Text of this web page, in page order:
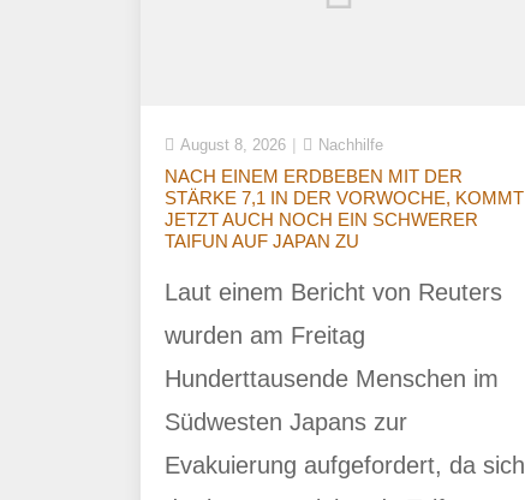
August 8, 2026 Nachhilfe
NACH EINEM ERDBEBEN MIT DER
STÄRKE 7,1 IN DER VORWOCHE, KOMMT
JETZT AUCH NOCH EIN SCHWERER
TAIFUN AUF JAPAN ZU
Laut einem Bericht von Reuters
wurden am Freitag
Hunderttausende Menschen im
Südwesten Japans zur
Evakuierung aufgefordert, da sich